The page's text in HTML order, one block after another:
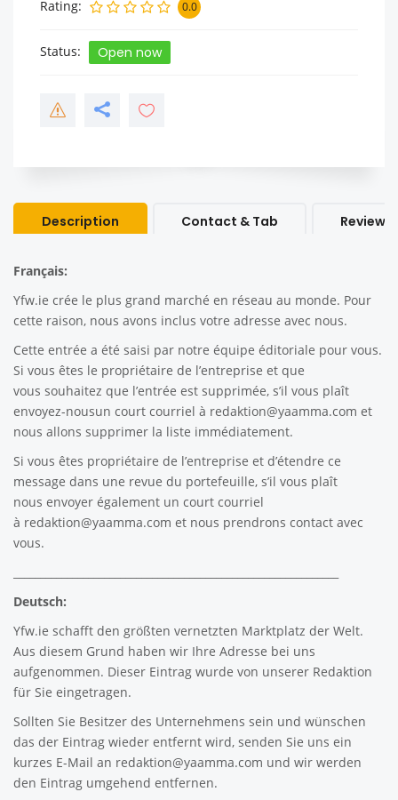
Rating 0.0
Status Open now
Description Contact & Tab Review
Français:
Yfw.ie crée le plus grand marché en réseau au monde. Pour
cette raison, nous avons inclus votre adresse avec nous.
Cette entrée a été saisi par notre équipe éditoriale pour vous.
Si vous êtes le propriétaire de l’entreprise et que
vous souhaitez que l’entrée est supprimée, s’il vous plaît
envoyez-nousun court courriel à redaktion@yaamma.com et
nous allons supprimer la liste immédiatement.
Si vous êtes propriétaire de l’entreprise et d’étendre ce
message dans une revue du portefeuille, s’il vous plaît
nous envoyer également un court courriel
à redaktion@yaamma.com et nous prendrons contact avec
vous.
Deutsch:
Yfw.ie schafft den größten vernetzten Marktplatz der Welt.
Aus diesem Grund haben wir Ihre Adresse bei uns
aufgenommen. Dieser Eintrag wurde von unserer Redaktion
für Sie eingetragen.
Sollten Sie Besitzer des Unternehmens sein und wünschen
das der Eintrag wieder entfernt wird, senden Sie uns ein
kurzes E-Mail an redaktion@yaamma.com und wir werden
den Eintrag umgehend entfernen.